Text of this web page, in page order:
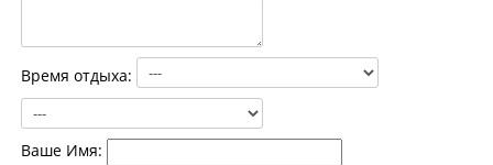
Время отдыха:
Ваше Имя: